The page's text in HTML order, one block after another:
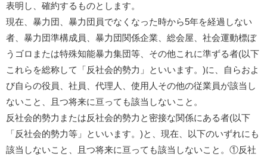
表明し、確約するものとします。
現在、暴力団、暴力団員でなくなった時から5年を経過しない
者、暴力団準構成員、暴力団関係企業、総会屋、社会運動標ぼ
うゴロまたは特殊知能暴力集団等、その他これに準ずる者(以下
これらを総称して「反社会的勢力」といいます。)に、自らおよ
び自らの役員、社員、代理人、使用人その他の従業員が該当し
ないこと、且つ将来に亘っても該当しないこと。
反社会的勢力または反社会的勢力と密接な関係にある者(以下
「反社会的勢力等」といいます。)と、現在、以下のいずれにも
該当しないこと、且つ将来に亘っても該当しないこと。①反社